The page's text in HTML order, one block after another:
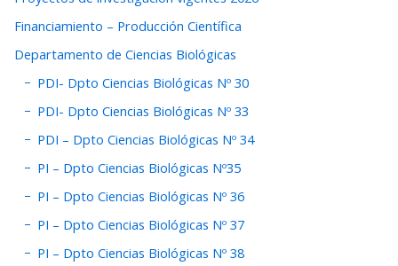
Financiamiento – Producción Científica
Departamento de Ciencias Biológicas
PDI- Dpto Ciencias Biológicas Nº 30
PDI- Dpto Ciencias Biológicas Nº 33
PDI – Dpto Ciencias Biológicas Nº 34
PI – Dpto Ciencias Biológicas Nº35
PI – Dpto Ciencias Biológicas Nº 36
PI – Dpto Ciencias Biológicas Nº 37
PI – Dpto Ciencias Biológicas Nº 38